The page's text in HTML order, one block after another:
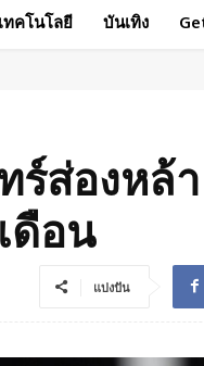
เทคโนโลยี บันเทิง
ส่องหล้า
ดือน
แบ่งปัน